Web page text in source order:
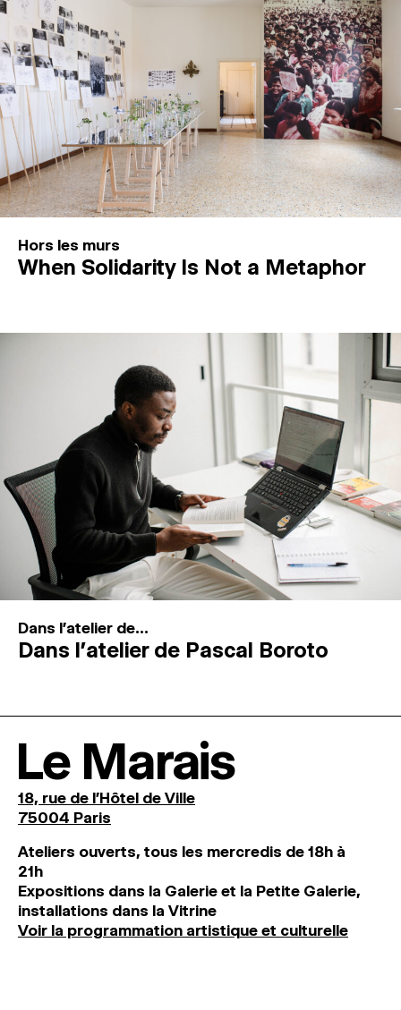
Hors les murs
When Solidarity Is Not a Metaphor
Dans l'atelier de...
Dans l’atelier de Pascal Boroto
Le Marais
18, rue de l'Hôtel de Ville
75004 Paris
Ateliers ouverts, tous les mercredis de 18h à
21h
Expositions dans la Galerie et la Petite Galerie,
installations dans la Vitrine
Voir la programmation artistique et culturelle